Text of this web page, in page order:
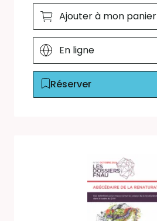
Ajouter à mon panier
En ligne
Réserver